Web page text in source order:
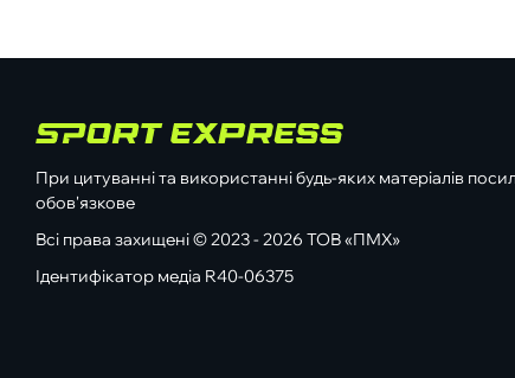
При цитуванні та використанні будь-яких матеріалів
обов'язкове
Всі права захищені © 2023 - 2026 ТОВ «ПМХ»
Ідентифікатор медіа R40-06375